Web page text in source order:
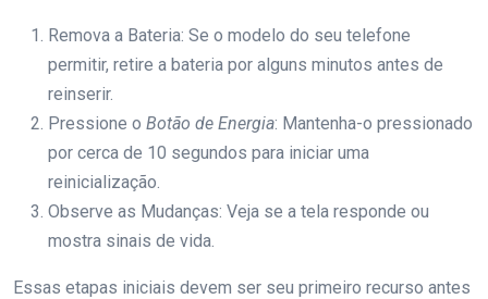
Remova a Bateria: Se o modelo do seu telefone
permitir, retire a bateria por alguns minutos antes de
reinserir.
Pressione o Botão de Energia: Mantenha-o pressionado
por cerca de 10 segundos para iniciar uma
reinicialização.
Observe as Mudanças: Veja se a tela responde ou
mostra sinais de vida.
Essas etapas iniciais devem ser seu primeiro recurso antes